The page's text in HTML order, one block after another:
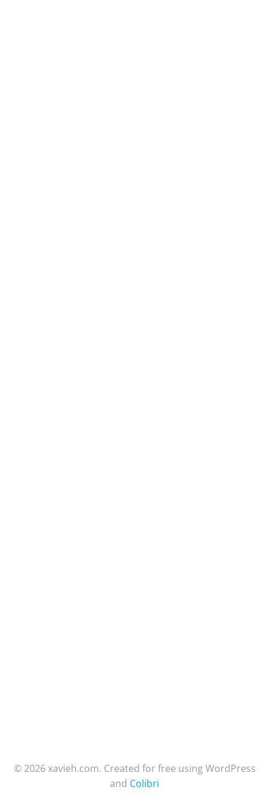
© 2026 xavieh.com. Created for free using WordPress
and Colibri